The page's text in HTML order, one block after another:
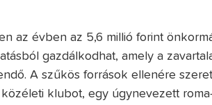
az évben az 5,6 millió forint
gazdálkodhat, amely a
A szűkös források ellenére
klubot, egy úgynevezett